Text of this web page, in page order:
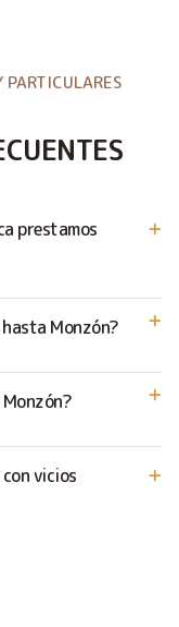
PARTICULARES
prestamos
Monzón?
vicios